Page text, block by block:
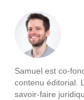
Samuel est co-
contenu éditorial.
savoir-faire